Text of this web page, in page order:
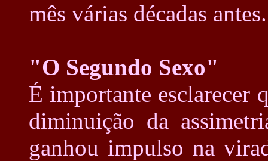
mês várias décadas antes.
"O Segundo Sexo"
É importante esclarecer
diminuição da
ganhou impulso na